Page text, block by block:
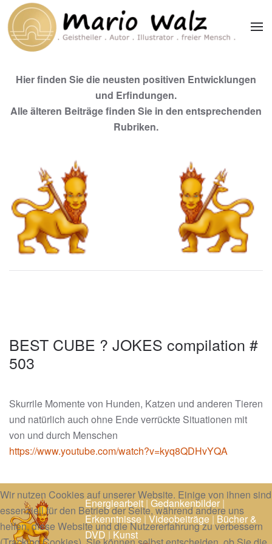
Zum Hauptinhalt springen
Hier finden Sie die neusten positiven Entwicklungen
und Erfindungen.
Alle älteren Beiträge finden Sie in den entsprechenden
Rubriken.
BEST CUBE ? JOKES compilation #
503
Skurrile Momente von Hunden, Katzen und anderen Tieren
und natürlich auch ohne Ende verrückte Situationen mit
von und durch Menschen
https://www.youtube.com/watch?v=kyq8QDHvYQA
Energiearbeit|Gedankenbilder|
Erkenntnisse|Videobeiträge|Bücher &
DVD|Kunst
Wir nutzen Cookies auf unserer Website. Einige von ihnen sind
essenziell für den Betrieb der Seite, während andere uns
helfen, diese Website und die Nutzererfahrung zu verbessern